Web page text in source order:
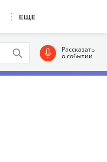
ЕЩЕ
Рассказать
о событии